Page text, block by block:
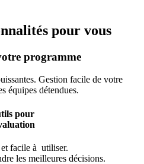
pour vous
programme
Gestion facile de votre
équipes détendues.
pour
facile à utiliser.
les meilleures décisions.